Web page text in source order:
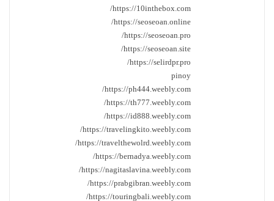
https://10inthebox.com/
https://seoseoan.online/
https://seoseoan.pro/
https://seoseoan.site/
https://selirdpr.pro/
pinoy
https://ph444.weebly.com/
https://th777.weebly.com/
https://id888.weebly.com/
https://travelingkito.weebly.com/
https://travelthewolrd.weebly.com/
https://bernadya.weebly.com/
https://nagitaslavina.weebly.com/
https://prabgibran.weebly.com/
https://touringbali.weebly.com/